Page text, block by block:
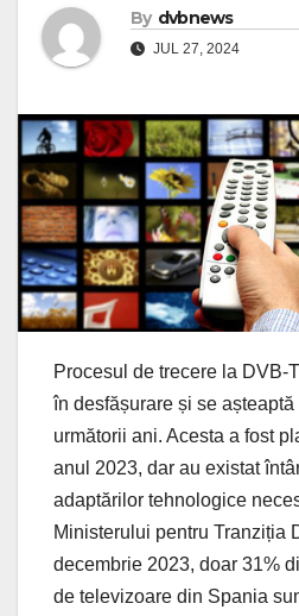
By dvbnews
JUL 27, 2024
Procesul de trecere la DVB-
în desfășurare și se
următorii ani. Acesta a fost
anul 2023, dar au existat
adaptărilor tehnologice
Ministerului pentru Tranziția
decembrie 2023, doar 31%
de televizoare din Spania